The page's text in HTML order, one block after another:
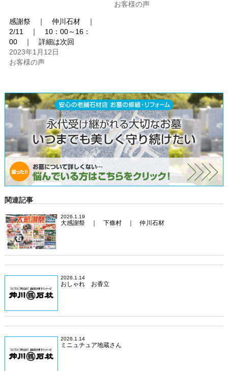
お客様の声
感謝祭 ｜ 仲川石材 ｜
2/11 ｜ 10：00～16：
00 ｜ 詳細は次回
2023年1月12日
お客様の声
関連記事
2026.1.19
大感謝祭 ｜ 下條村 ｜ 仲川石材
2026.1.14
おしゃれ お香立
2026.1.14
ミニュチュア地蔵さん